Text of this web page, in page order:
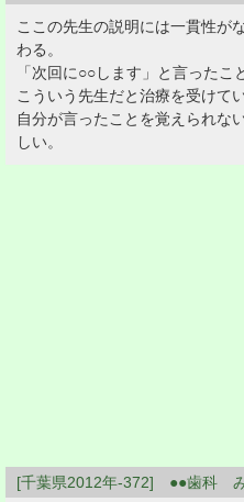
ここの先生の説明には一貫性が
わる。
「次回に○○します」と言ったこ
こういう先生だと治療を受けて
自分が言ったことを覚えられな
しい。
[千葉県2012年-372] ●●歯科